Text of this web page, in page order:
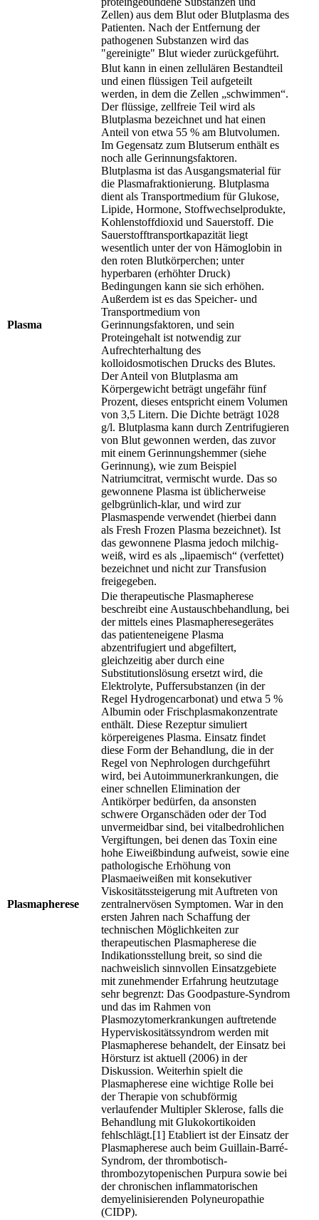
Zellen) aus dem Blut oder Blutplasma des
Patienten. Nach der Entfernung der
pathogenen Substanzen wird das
"gereinigte" Blut wieder zurückgeführt.
Plasma
Blut kann in einen zellulären Bestandteil
und einen flüssigen Teil aufgeteilt
werden, in dem die Zellen „schwimmen“.
Der flüssige, zellfreie Teil wird als
Blutplasma bezeichnet und hat einen
Anteil von etwa 55 % am Blutvolumen.
Im Gegensatz zum Blutserum enthält es
noch alle Gerinnungsfaktoren.
Blutplasma ist das Ausgangsmaterial für
die Plasmafraktionierung. Blutplasma
dient als Transportmedium für Glukose,
Lipide, Hormone, Stoffwechselprodukte,
Kohlenstoffdioxid und Sauerstoff. Die
Sauerstofftransportkapazität liegt
wesentlich unter der von Hämoglobin in
den roten Blutkörperchen; unter
hyperbaren (erhöhter Druck)
Bedingungen kann sie sich erhöhen.
Außerdem ist es das Speicher- und
Transportmedium von
Gerinnungsfaktoren, und sein
Proteingehalt ist notwendig zur
Aufrechterhaltung des
kolloidosmotischen Drucks des Blutes.
Der Anteil von Blutplasma am
Körpergewicht beträgt ungefähr fünf
Prozent, dieses entspricht einem Volumen
von 3,5 Litern. Die Dichte beträgt 1028
g/l. Blutplasma kann durch Zentrifugieren
von Blut gewonnen werden, das zuvor
mit einem Gerinnungshemmer (siehe
Gerinnung), wie zum Beispiel
Natriumcitrat, vermischt wurde. Das so
gewonnene Plasma ist üblicherweise
gelbgrünlich-klar, und wird zur
Plasmaspende verwendet (hierbei dann
als Fresh Frozen Plasma bezeichnet). Ist
das gewonnene Plasma jedoch milchig-
weiß, wird es als „lipaemisch“ (verfettet)
bezeichnet und nicht zur Transfusion
freigegeben.
Plasmapherese
Die therapeutische Plasmapherese
beschreibt eine Austauschbehandlung, bei
der mittels eines Plasmapheresegerätes
das patienteneigene Plasma
abzentrifugiert und abgefiltert,
gleichzeitig aber durch eine
Substitutionslösung ersetzt wird, die
Elektrolyte, Puffersubstanzen (in der
Regel Hydrogencarbonat) und etwa 5 %
Albumin oder Frischplasmakonzentrate
enthält. Diese Rezeptur simuliert
körpereigenes Plasma. Einsatz findet
diese Form der Behandlung, die in der
Regel von Nephrologen durchgeführt
wird, bei Autoimmunerkrankungen, die
einer schnellen Elimination der
Antikörper bedürfen, da ansonsten
schwere Organschäden oder der Tod
unvermeidbar sind, bei vitalbedrohlichen
Vergiftungen, bei denen das Toxin eine
hohe Eiweißbindung aufweist, sowie eine
pathologische Erhöhung von
Plasmaeiweißen mit konsekutiver
Viskositätssteigerung mit Auftreten von
zentralnervösen Symptomen. War in den
ersten Jahren nach Schaffung der
technischen Möglichkeiten zur
therapeutischen Plasmapherese die
Indikationsstellung breit, so sind die
nachweislich sinnvollen Einsatzgebiete
mit zunehmender Erfahrung heutzutage
sehr begrenzt: Das Goodpasture-Syndrom
und das im Rahmen von
Plasmozytomerkrankungen auftretende
Hyperviskositätssyndrom werden mit
Plasmapherese behandelt, der Einsatz bei
Hörsturz ist aktuell (2006) in der
Diskussion. Weiterhin spielt die
Plasmapherese eine wichtige Rolle bei
der Therapie von schubförmig
verlaufender Multipler Sklerose, falls die
Behandlung mit Glukokortikoiden
fehlschlägt.[1] Etabliert ist der Einsatz der
Plasmapherese auch beim Guillain-Barré-
Syndrom, der thrombotisch-
thrombozytopenischen Purpura sowie bei
der chronischen inflammatorischen
demyelinisierenden Polyneuropathie
(CIDP).